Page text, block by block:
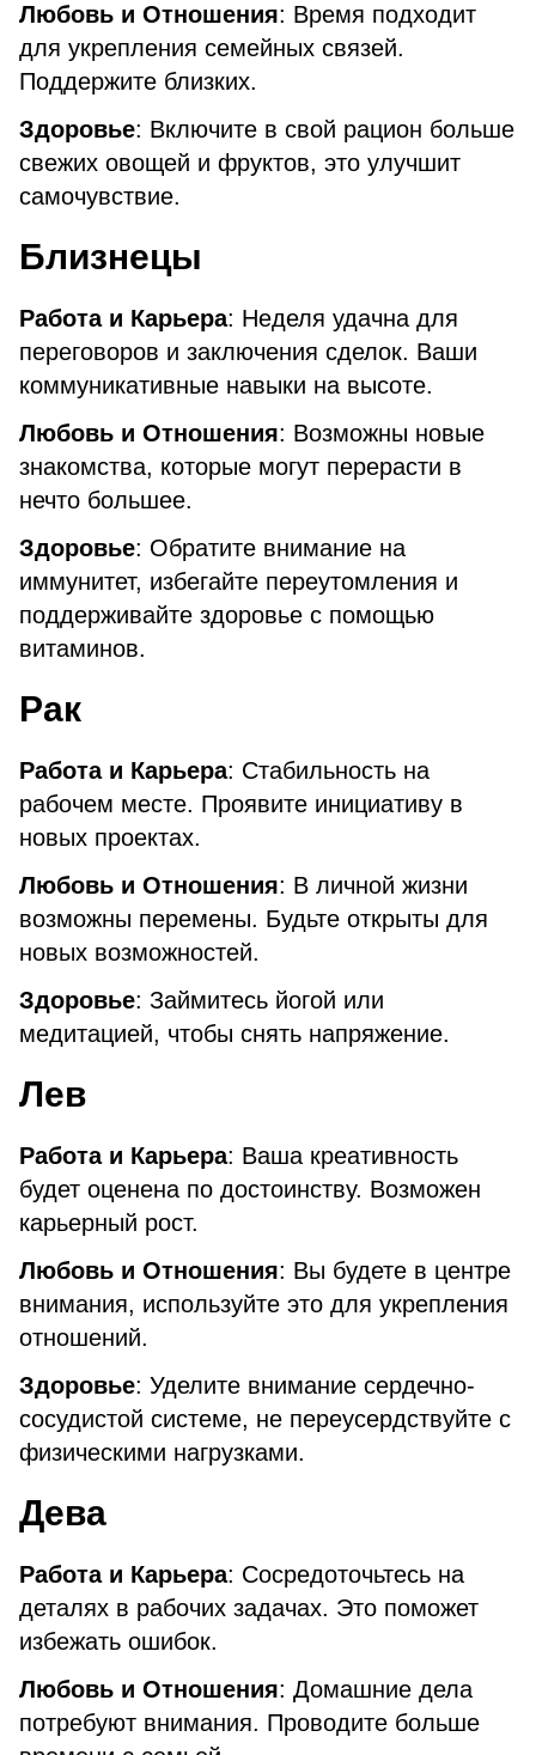
Любовь и Отношения: Время подходит
для укрепления семейных связей.
Поддержите близких.
Здоровье: Включите в свой рацион больше
свежих овощей и фруктов, это улучшит
самочувствие.
Близнецы
Работа и Карьера: Неделя удачна для
переговоров и заключения сделок. Ваши
коммуникативные навыки на высоте.
Любовь и Отношения: Возможны новые
знакомства, которые могут перерасти в
нечто большее.
Здоровье: Обратите внимание на
иммунитет, избегайте переутомления и
поддерживайте здоровье с помощью
витаминов.
Рак
Работа и Карьера: Стабильность на
рабочем месте. Проявите инициативу в
новых проектах.
Любовь и Отношения: В личной жизни
возможны перемены. Будьте открыты для
новых возможностей.
Здоровье: Займитесь йогой или
медитацией, чтобы снять напряжение.
Лев
Работа и Карьера: Ваша креативность
будет оценена по достоинству. Возможен
карьерный рост.
Любовь и Отношения: Вы будете в центре
внимания, используйте это для укрепления
отношений.
Здоровье: Уделите внимание сердечно-
сосудистой системе, не переусердствуйте с
физическими нагрузками.
Дева
Работа и Карьера: Сосредоточьтесь на
деталях в рабочих задачах. Это поможет
избежать ошибок.
Любовь и Отношения: Домашние дела
потребуют внимания. Проводите больше